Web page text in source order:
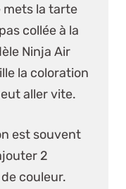
mets la tarte
collée à la
Ninja Air
la coloration
aller vite.
est souvent
2
couleur.